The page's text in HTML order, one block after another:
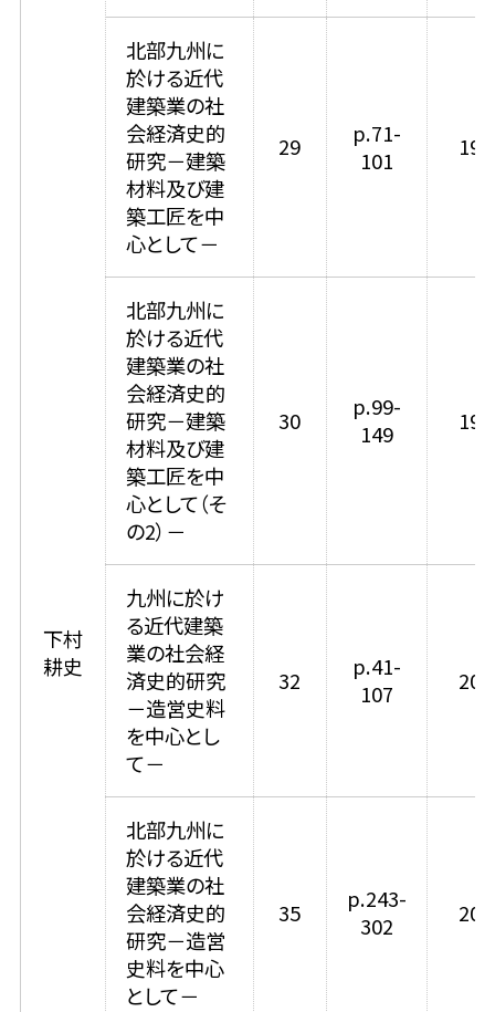
下村
耕史
北部九州に
於ける近代
建築業の社
会経済史的
研究－建築
材料及び建
築工匠を中
心として－
29
p.71-
101
北部九州に
於ける近代
建築業の社
会経済史的
研究－建築
材料及び建
築工匠を中
心として（そ
の2）－
30
p.99-
149
九州に於け
る近代建築
業の社会経
済史的研究
－造営史料
を中心とし
て－
32
p.41-
107
北部九州に
於ける近代
建築業の社
会経済史的
研究－造営
史料を中心
として－
35
p.243-
302